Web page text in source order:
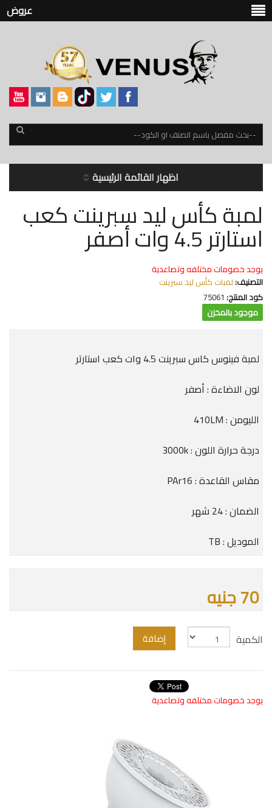
عروض
اظهار القائمة الرئيسية
لمبة كأس ليد سبرينت كعب
استارتر 4.5 وات أصفر
يوجد خصومات مختلفه وتصاعدية
التصنيف:لمبات كأس ليد سبرينت
كود المنتج: 75061
موجود بالمخزن
لمبة فينوس كاس سبرينت 4.5 وات كعب استارتر
لون الاضاءة : أصفر
الليومن : 410LM
درجة حرارة اللون : 3000k
مقاس القاعدة : PAr16
الضمان : 24 شهر
الموديل : TB
70 جنيه
الكمية إضافة
يوجد خصومات مختلفه وتصاعدية